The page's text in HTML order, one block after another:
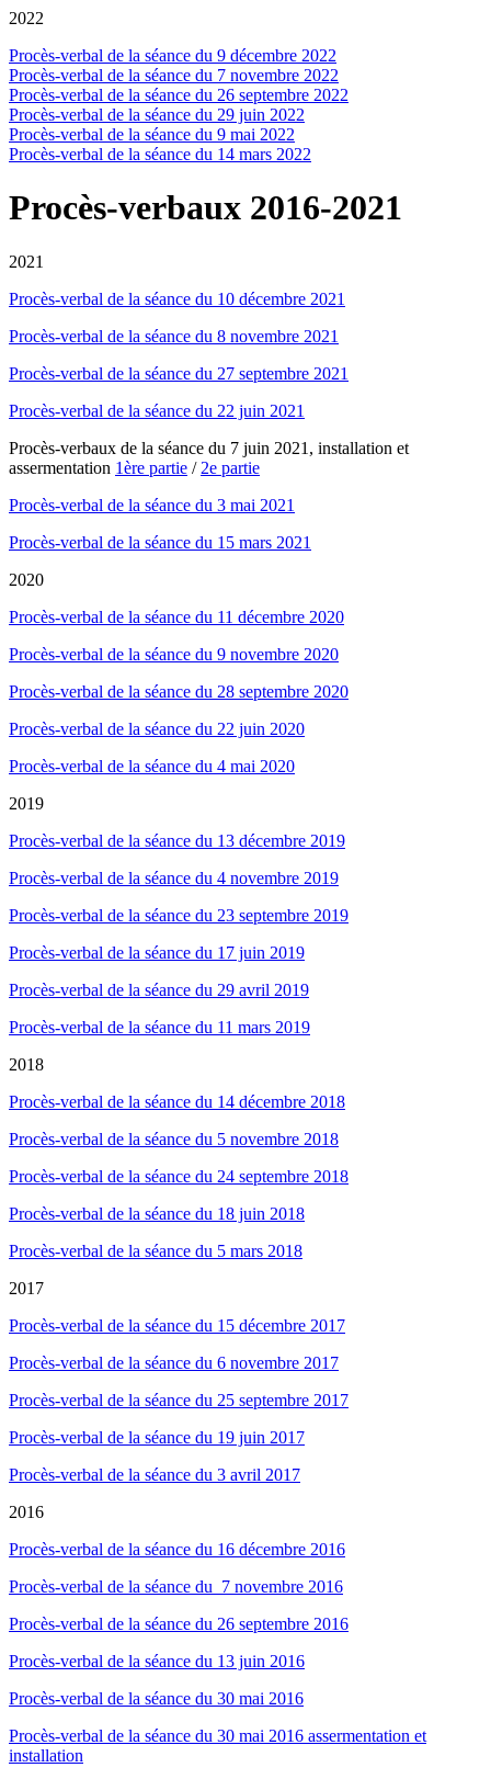
2022
Procès-verbal de la séance du 9 décembre 2022
Procès-verbal de la séance du 7 novembre 2022
Procès-verbal de la séance du 26 septembre 2022
Procès-verbal de la séance du 29 juin 2022
Procès-verbal de la séance du 9 mai 2022
Procès-verbal de la séance du 14 mars 2022
Procès-verbaux 2016-2021
2021
Procès-verbal de la séance du 10 décembre 2021
Procès-verbal de la séance du 8 novembre 2021
Procès-verbal de la séance du 27 septembre 2021
Procès-verbal de la séance du 22 juin 2021
Procès-verbaux de la séance du 7 juin 2021, installation et
assermentation 1ère partie / 2e partie
Procès-verbal de la séance du 3 mai 2021
Procès-verbal de la séance du 15 mars 2021
2020
Procès-verbal de la séance du 11 décembre 2020
Procès-verbal de la séance du 9 novembre 2020
Procès-verbal de la séance du 28 septembre 2020
Procès-verbal de la séance du 22 juin 2020
Procès-verbal de la séance du 4 mai 2020
2019
Procès-verbal de la séance du 13 décembre 2019
Procès-verbal de la séance du 4 novembre 2019
Procès-verbal de la séance du 23 septembre 2019
Procès-verbal de la séance du 17 juin 2019
Procès-verbal de la séance du 29 avril 2019
Procès-verbal de la séance du 11 mars 2019
2018
Procès-verbal de la séance du 14 décembre 2018
Procès-verbal de la séance du 5 novembre 2018
Procès-verbal de la séance du 24 septembre 2018
Procès-verbal de la séance du 18 juin 2018
Procès-verbal de la séance du 5 mars 2018
2017
Procès-verbal de la séance du 15 décembre 2017
Procès-verbal de la séance du 6 novembre 2017
Procès-verbal de la séance du 25 septembre 2017
Procès-verbal de la séance du 19 juin 2017
Procès-verbal de la séance du 3 avril 2017
2016
Procès-verbal de la séance du 16 décembre 2016
Procès-verbal de la séance du 7 novembre 2016
Procès-verbal de la séance du 26 septembre 2016
Procès-verbal de la séance du 13 juin 2016
Procès-verbal de la séance du 30 mai 2016
Procès-verbal de la séance du 30 mai 2016 assermentation et
installation